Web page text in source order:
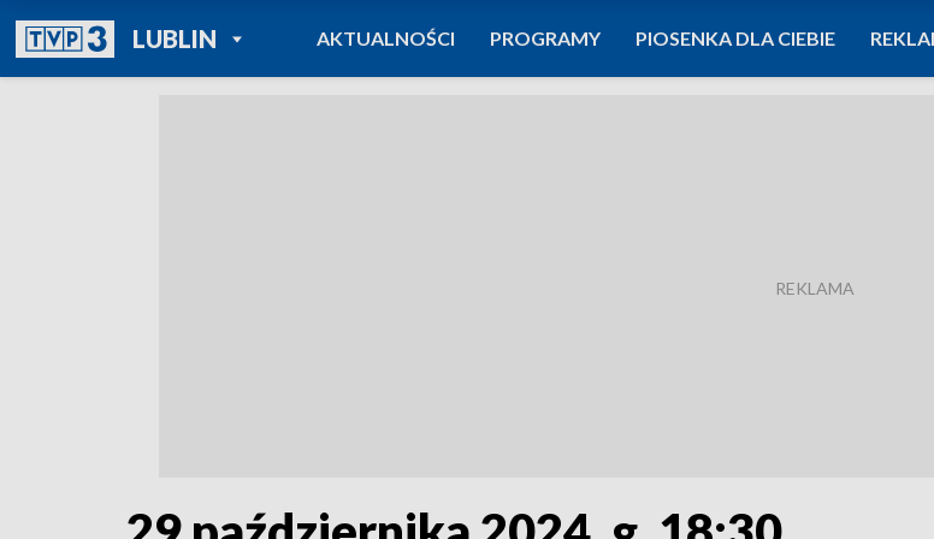
LUBLINPOWRÓT DO
TVP REGIONY
AKTUALNOŚCI PROGRAMY PIOSENKA DLA CIEBIE